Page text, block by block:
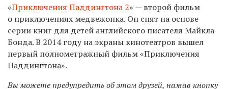
«Приключения Паддингтона 2» — второй фильм
о приключениях медвежонка. Он снят на основе
серии книг для детей английского писателя Майкла
Бонда. В 2014 году на экраны кинотеатров вышел
первый полнометражный фильм «Приключения
Паддингтона».
Вы можете предупредить об этом друзей, нажав кнопку